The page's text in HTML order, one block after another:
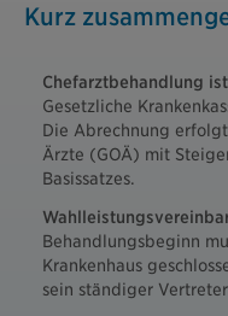
Kurz
Chefarztbehandlung
Gesetzliche
Die Abrechnung
Ärzte (GOÄ) mit
Basissatzes.
Behandlungsbeginn
Krankenhaus
sein ständiger